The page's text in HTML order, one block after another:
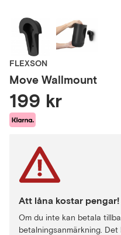
FLEXSON
Move Wallmount
199 kr
Att låna kostar pengar!
Om du inte kan betala
betalningsanmärkning.